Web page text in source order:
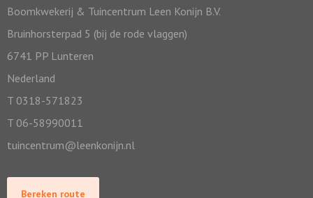
Boomkwekerij & Tuincentrum Leen Konijn B.V.
Bruinhorsterpad 5 (bij de rode vlaggen)
6741 PP Lunteren
Nederland
T 0318-571823
T 06-58990011
tuincentrum@leenkonijn.nl
Bereken route